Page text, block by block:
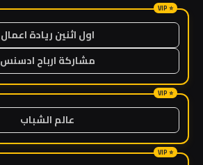
اول اثنين ريادة اعمال
مشاركة ارباح ادسنس
عالم الشباب